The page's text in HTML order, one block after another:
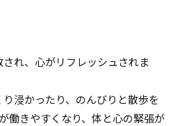
れ、心がリフレッシュされま
浸かったり、のんびりと散歩を
働きやすくなり、体と心の緊張が